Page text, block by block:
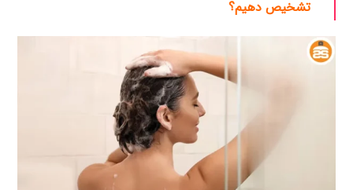
تشخیص دهیم؟